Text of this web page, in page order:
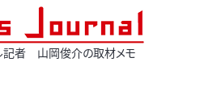
記者 山岡俊介の取材メモ